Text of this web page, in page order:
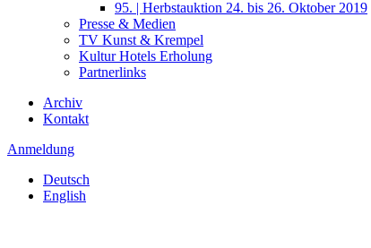
95. | Herbstauktion 24. bis 26. Oktober 2019
Presse & Medien
TV Kunst & Krempel
Kultur Hotels Erholung
Partnerlinks
Archiv
Kontakt
Anmeldung
Deutsch
English